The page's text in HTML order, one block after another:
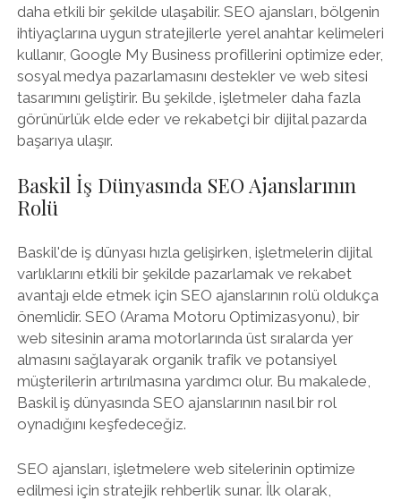
daha etkili bir şekilde ulaşabilir. SEO ajansları, bölgenin
ihtiyaçlarına uygun stratejilerle yerel anahtar kelimeleri
kullanır, Google My Business profillerini optimize eder,
sosyal medya pazarlamasını destekler ve web sitesi
tasarımını geliştirir. Bu şekilde, işletmeler daha fazla
görünürlük elde eder ve rekabetçi bir dijital pazarda
başarıya ulaşır.
Baskil İş Dünyasında SEO Ajanslarının
Rolü
Baskil'de iş dünyası hızla gelişirken, işletmelerin dijital
varlıklarını etkili bir şekilde pazarlamak ve rekabet
avantajı elde etmek için SEO ajanslarının rolü oldukça
önemlidir. SEO (Arama Motoru Optimizasyonu), bir
web sitesinin arama motorlarında üst sıralarda yer
almasını sağlayarak organik trafik ve potansiyel
müşterilerin artırılmasına yardımcı olur. Bu makalede,
Baskil iş dünyasında SEO ajanslarının nasıl bir rol
oynadığını keşfedeceğiz.
SEO ajansları, işletmelere web sitelerinin optimize
edilmesi için stratejik rehberlik sunar. İlk olarak,